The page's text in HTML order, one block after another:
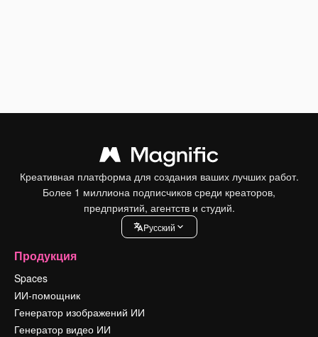
Креативная платформа для создания ваших лучших работ.
Более 1 миллиона подписчиков среди креаторов,
предприятий, агентств и студий.
Pусский
Продукция
Spaces
ИИ-помощник
Генератор изображений ИИ
Генератор видео ИИ